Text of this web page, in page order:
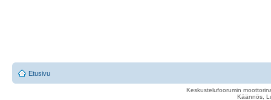
Etusivu
Keskustelufoorumin
Käännös,